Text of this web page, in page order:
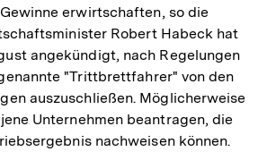
erwirtschaften, so die
Robert Habeck hat
angekündigt, nach Regelungen
"Trittbrettfahrer" von den
auszuschließen. Möglicherweise
Unternehmen beantragen, die
nachweisen können.